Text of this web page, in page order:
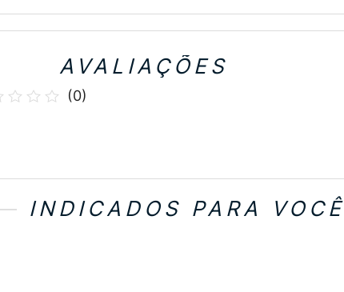
AVALIAÇÕES
(0)
INDICADOS PARA VOCÊ